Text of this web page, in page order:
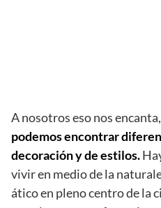
A nosotros eso nos encanta,
podemos encontrar
decoración y de estilos.
vivir en medio de la
ático en pleno centro de la